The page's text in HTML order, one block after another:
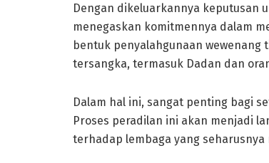
Dengan dikeluarkannya keputusan
menegaskan komitmennya dalam
bentuk penyalahgunaan
tersangka, termasuk Dadan dan
Dalam hal ini, sangat penting bagi
Proses peradilan ini akan menjadi
terhadap lembaga yang